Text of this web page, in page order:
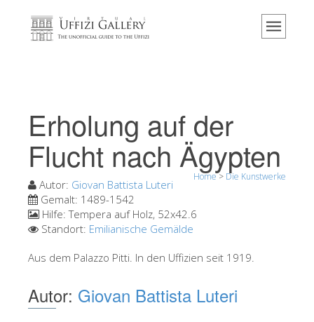
Home
Veranstaltungen & Ausstellungen
Besucher Bewertungen
Die Uffizien entdecken
Jetzt buchen
Virtuelle Tour
Die Säle
Erholung auf der
Flucht nach Ägypten
Home> Die Kunstwerke
Autor: Giovan Battista Luteri
Gemalt: 1489-1542
Hilfe:Tempera auf Holz, 52x42.6
Standort: Emilianische Gemälde
Aus dem Palazzo Pitti. In den Uffizien seit 1919.
Autor: Giovan Battista Luteri